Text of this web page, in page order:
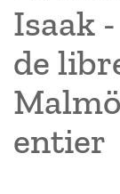
Isaak
de
entier